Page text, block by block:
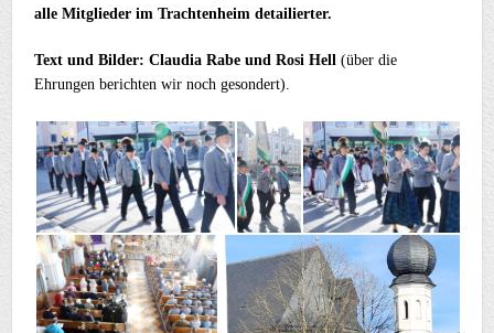
alle Mitglieder im Trachtenheim detailierter.
Text und Bilder: Claudia Rabe und Rosi Hell (über die
Ehrungen berichten wir noch gesondert).